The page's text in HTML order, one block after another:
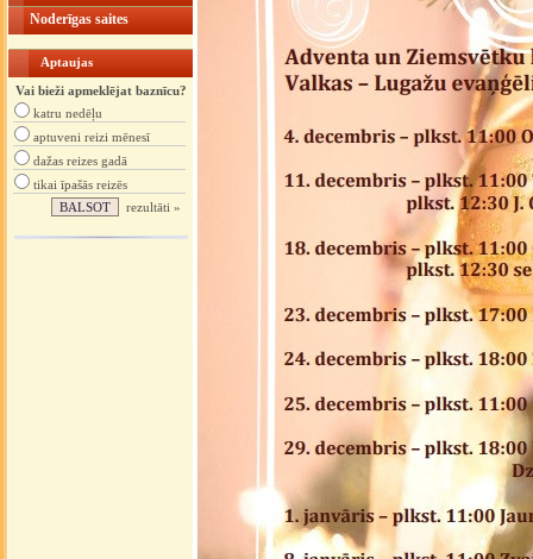
Noderīgas saites
Aptaujas
Vai bieži apmeklējat baznīcu?
katru nedēļu
aptuveni reizi mēnesī
dažas reizes gadā
tikai īpašās reizēs
rezultāti »